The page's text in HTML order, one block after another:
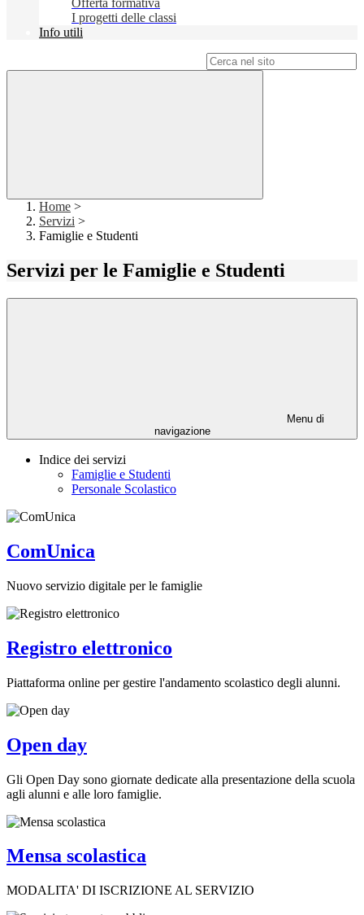
Offerta formativa
I progetti delle classi
Info utili
Home >
Servizi >
Famiglie e Studenti
Servizi per le Famiglie e Studenti
Menu di
navigazione
Indice dei servizi
Famiglie e Studenti
Personale Scolastico
ComUnica
Nuovo servizio digitale per le famiglie
Registro elettronico
Piattaforma online per gestire l'andamento scolastico degli alunni.
Open day
Gli Open Day sono giornate dedicate alla presentazione della scuola
agli alunni e alle loro famiglie.
Mensa scolastica
MODALITA' DI ISCRIZIONE AL SERVIZIO